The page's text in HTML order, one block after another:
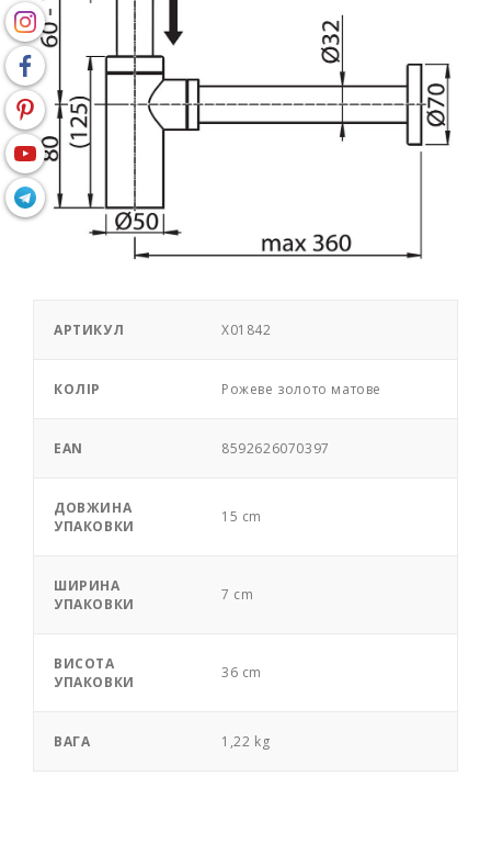
АРТИКУЛ X01842
КОЛІР Pожеве золото матове
EAN 8592626070397
ДОВЖИНА
УПАКОВКИ
15 cm
ШИРИНА
УПАКОВКИ
7 cm
ВИСОТА
УПАКОВКИ
36 cm
ВАГА 1,22 kg